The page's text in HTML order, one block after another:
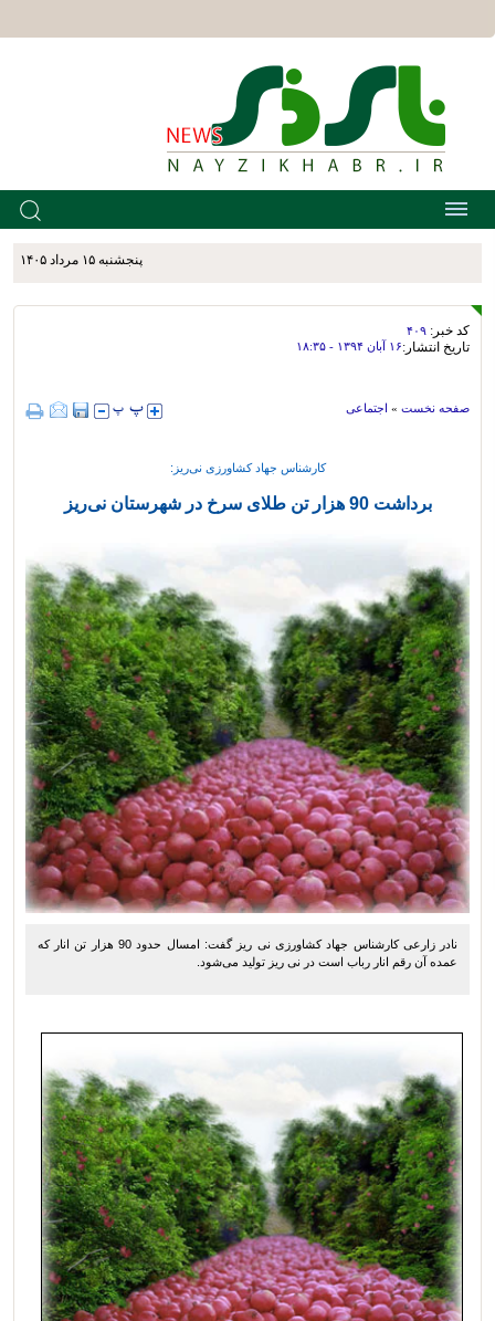
پنجشنبه ۱۵ مرداد ۱۴۰۵
کد خبر: ۴۰۹
تاریخ انتشار:۱۶ آبان ۱۳۹۴ - ۱۸:۳۵
صفحه نخست » اجتماعی
کارشناس جهاد کشاورزی نی‌ریز:
برداشت 90 هزار تن طلای سرخ در شهرستان نی‌ریز
نادر زارعی کارشناس جهاد کشاورزی نی ریز گفت: امسال حدود 90 هزار تن انار که
عمده آن رقم انار رباب است در نی ریز تولید می‌شود.